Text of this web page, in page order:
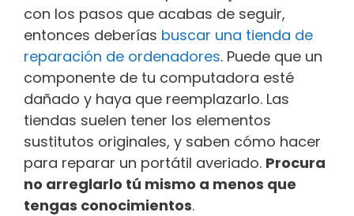
con los pasos que acabas de seguir,
entonces deberías buscar una tienda de
reparación de ordenadores. Puede que un
componente de tu computadora esté
dañado y haya que reemplazarlo. Las
tiendas suelen tener los elementos
sustitutos originales, y saben cómo hacer
para reparar un portátil averiado. Procura
no arreglarlo tú mismo a menos que
tengas conocimientos.